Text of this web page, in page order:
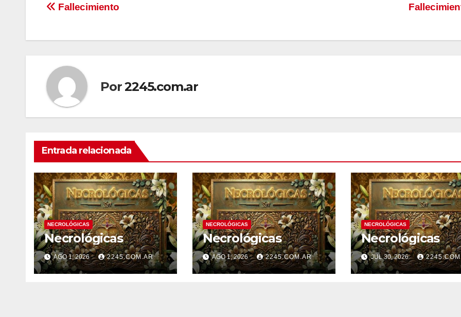
Navegación
Fallecimiento
Por2245.com.ar
Entrada relacionada
NECROLÓGICAS
Necrológicas
AGO 1, 2026 2245.COM.AR
NECROLÓGICAS
Necrológicas
AGO 1, 2026 2245.COM.AR
NECROLÓGICAS
Necrológicas
JUL 30, 2026